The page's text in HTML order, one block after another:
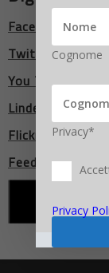
Facebook
Twitter
You Tube
LindedIn
Flickr
Feed RSS
Cognome
Privacy*
Privacy